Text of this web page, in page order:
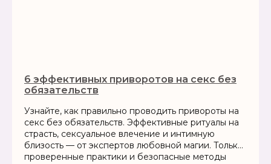
6 эффективных приворотов на секс без
обязательств
Узнайте, как правильно проводить привороты на
секс без обязательств. Эффективные ритуалы на
страсть, сексуальное влечение и интимную
близость — от экспертов любовной магии. Только
проверенные практики и безопасные методы